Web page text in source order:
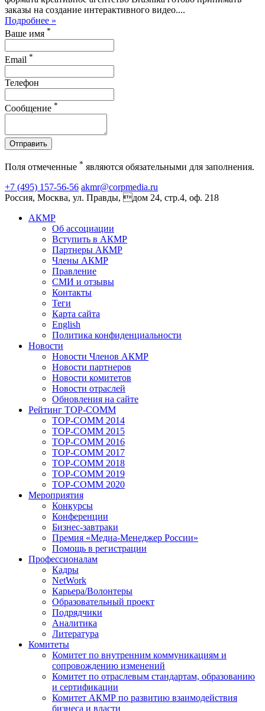
заказы на создание интерактивного видео....
Подробнее »
Ваше имя *
Email *
Телефон
Сообщение *
Отправить
Поля отмеченные * являются обязательными для заполнения.
+7 (495) 157-56-56 akmr@corpmedia.ru
Россия, Москва, ул. Правды, дом 24, стр.4, оф. 218
АКМР
Об ассоциации
Вступить в АКМР
Партнеры АКМР
Члены АКМР
Правление
СМИ и отзывы
Контакты
Теги
Карта сайта
English
Политика конфиденциальности
Новости
Новости Членов АКМР
Новости партнеров
Новости комитетов
Новости отраслей
Обновления на сайте
Рейтинг TOP-COMM
TOP-COMM 2014
TOP-COMM 2015
TOP-COMM 2016
TOP-COMM 2017
TOP-COMM 2018
TOP-COMM 2019
TOP-COMM 2020
Мероприятия
Конкурсы
Конференции
Бизнес-завтраки
Премия «Медиа-Менеджер России»
Помощь в регистрации
Профессионалам
Кадры
NetWork
Карьера/Волонтеры
Образовательный проект
Подрядчики
Аналитика
Литература
Комитеты
Комитет по внутренним коммуникациям и
сопровождению изменений
Комитет по отраслевым стандартам, образованию
и сертификации
Комитет АКМР по развитию взаимодействия
бизнеса и власти